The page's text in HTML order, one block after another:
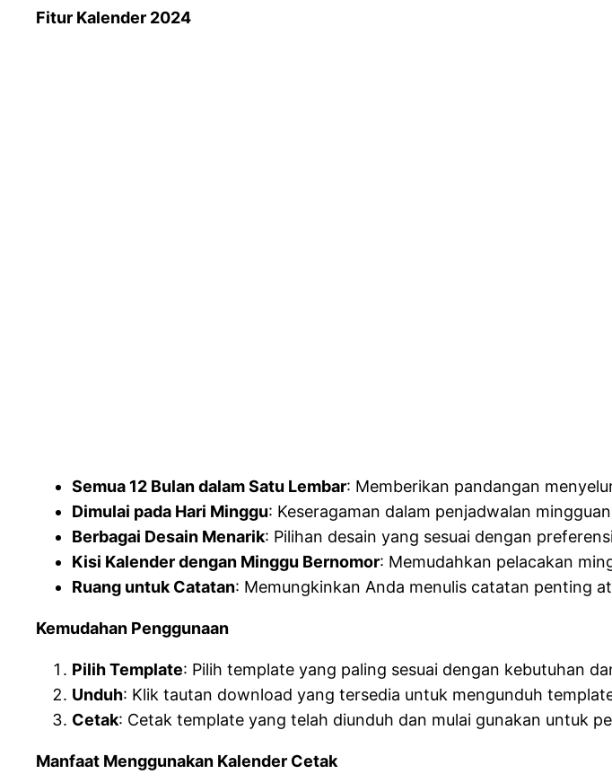
Fitur Kalender 2024
Semua 12 Bulan dalam Satu Lembar: Memberikan pandangan
Dimulai pada Hari Minggu: Keseragaman dalam penjadwalan
Berbagai Desain Menarik: Pilihan desain yang sesuai dengan
Kisi Kalender dengan Minggu Bernomor: Memudahkan pelacakan
Ruang untuk Catatan: Memungkinkan Anda menulis catatan penting
Kemudahan Penggunaan
Pilih Template: Pilih template yang paling sesuai dengan kebutuhan
Unduh: Klik tautan download yang tersedia untuk mengunduh
Cetak: Cetak template yang telah diunduh dan mulai gunakan untuk
Manfaat Menggunakan Kalender Cetak